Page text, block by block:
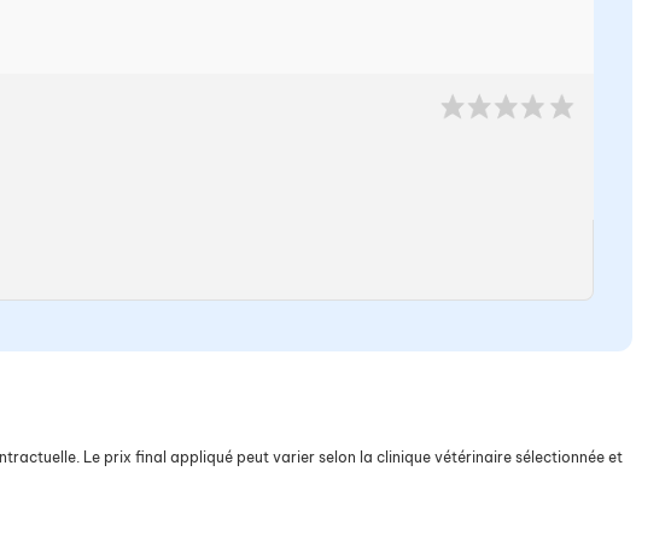
Le prix final appliqué peut varier selon la clinique vétérinaire sélectionnée et